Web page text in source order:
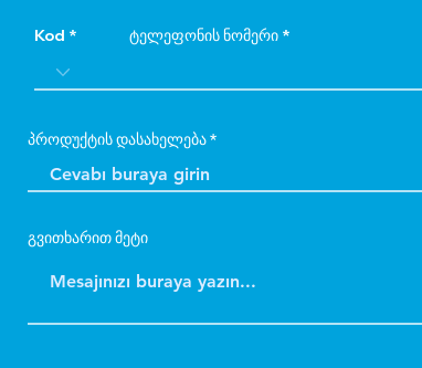
Kod ტელეფონის ნომერი
პროდუქტის დასახელება
გვითხარით მეტი